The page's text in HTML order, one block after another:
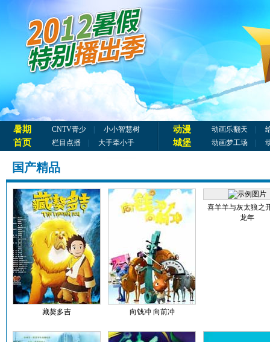
暑期
首页
CNTV青少
小小智慧树
栏目点播
大手牵小手
动漫
城堡
动画乐翻天
动画梦工场
国产精品
藏獒多吉 向钱冲 向前冲
喜羊羊与灰太狼之
龙年